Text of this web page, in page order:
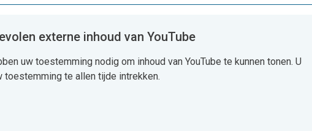
externe inhoud van YouTube
uw toestemming nodig om inhoud van YouTube te kunnen tonen. U
toestemming te allen tijde intrekken.